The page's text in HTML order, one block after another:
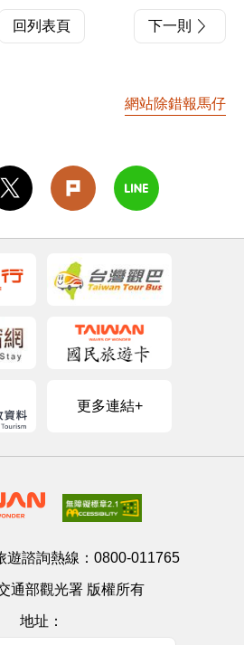
回列表頁 下一則
網站除錯報馬仔
更多連結+
諮詢熱線： 0800-011765
通部觀光署 版權所有
地址：